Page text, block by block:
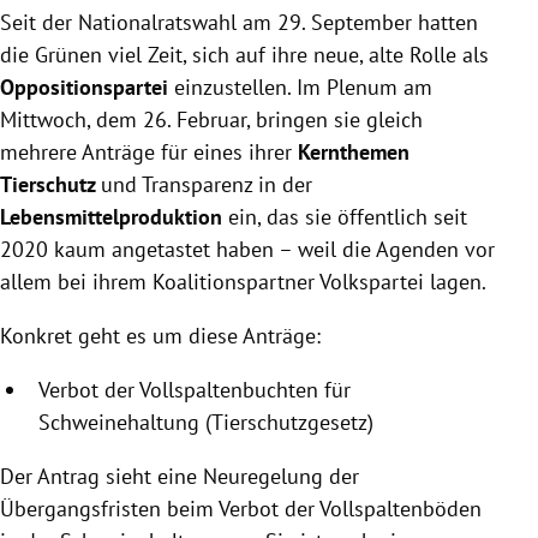
Seit der Nationalratswahl am 29. September hatten
die Grünen viel Zeit, sich auf ihre neue, alte Rolle als
Oppositionspartei einzustellen. Im Plenum am
Mittwoch, dem 26. Februar, bringen sie gleich
mehrere Anträge für eines ihrer Kernthemen
Tierschutz und Transparenz in der
Lebensmittelproduktion ein, das sie öffentlich seit
2020 kaum angetastet haben – weil die Agenden vor
allem bei ihrem Koalitionspartner Volkspartei lagen.
Konkret geht es um diese Anträge:
Verbot der Vollspaltenbuchten für
Schweinehaltung (Tierschutzgesetz)
Der Antrag sieht eine Neuregelung der
Übergangsfristen beim Verbot der Vollspaltenböden